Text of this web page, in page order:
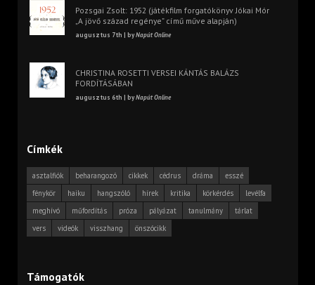
Pozsgai Zsolt: 1952 (játékfilm forgatókönyv Jókai Mór
„A jövő század regénye” című műve alapján)
augusztus 7th | byNapút Online
CHRISTINA ROSETTI VERSEI KÁNTÁS BALÁZS
FORDÍTÁSÁBAN
augusztus 6th | byNapút Online
Címkék
asztalfiók beharangozó cikkek cédrus dráma
esszé
fénykör
haiku hangszóló hírek kritika körkérdés
levélfa
meghívó
műfordítás próza pályázat tanulmány
tárlat
vers
videók visszhang önszócikk
Támogatók